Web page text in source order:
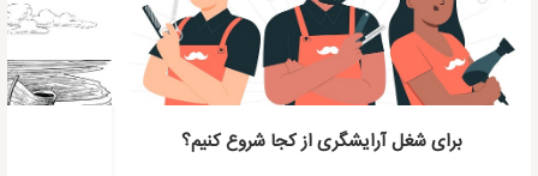
برای شغل آرایشگری از کجا شروع کنیم؟